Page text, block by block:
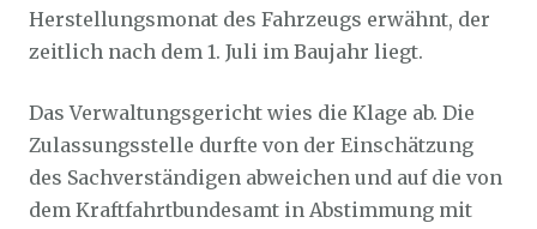
Herstellungsmonat des Fahrzeugs erwähnt, der
zeitlich nach dem 1. Juli im Baujahr liegt.
Das Verwaltungsgericht wies die Klage ab. Die
Zulassungsstelle durfte von der Einschätzung
des Sachverständigen abweichen und auf die von
dem Kraftfahrtbundesamt in Abstimmung mit